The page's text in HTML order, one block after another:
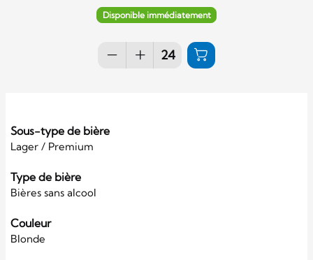
Disponible immédiatement
Sous-type de bière
Lager / Premium
Type de bière
Bières sans alcool
Couleur
Blonde